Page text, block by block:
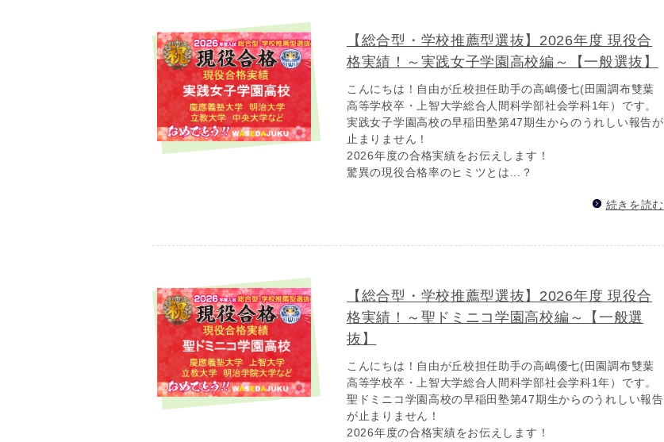
【総合型・学校推薦型選抜】2026年度 現役合
格実績！～実践女子学園高校編～【一般選抜】
こんにちは！自由が丘校担任助手の高嶋優七(田園調布雙葉
高等学校卒・上智大学総合人間科学部社会学科1年）です。
実践女子学園高校の早稲田塾第47期生からのうれしい報告が
止まりません！
2026年度の合格実績をお伝えします！
驚異の現役合格率のヒミツとは...？
続きを読む
【総合型・学校推薦型選抜】2026年度 現役合
格実績！～聖ドミニコ学園高校編～【一般選
抜】
こんにちは！自由が丘校担任助手の高嶋優七(田園調布雙葉
高等学校卒・上智大学総合人間科学部社会学科1年）です。
聖ドミニコ学園高校の早稲田塾第47期生からのうれしい報告
が止まりません！
2026年度の合格実績をお伝えします！